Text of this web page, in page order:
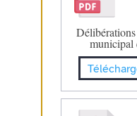
municipal